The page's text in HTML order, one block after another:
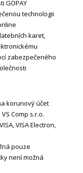
GOPAY
technologii
karet,
zabezpečeného
korunový účet
Comp s.r.o.
VISA Electron,
pouze
není možná